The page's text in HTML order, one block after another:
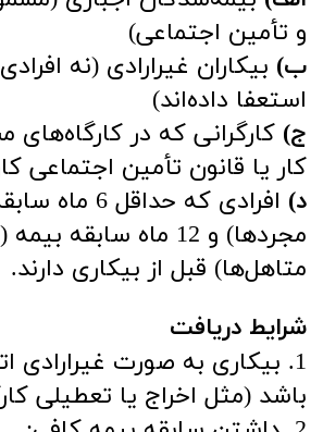
و تأمین اجتماعی)
ب) بیکاران غیرارادی (نه
استعفا داده‌اند)
ج) کارگرانی که در کارگاه‌های
کار یا قانون تأمین اجتماعی
د)
افرادی که
مجردها) و 12 ماه سابقه
متاهل‌ها) قبل از بیکاری دارند.
شرایط دریافت
1. بیکاری به صورت غیرارادی
باشد (مثل اخراج یا تعطیلی